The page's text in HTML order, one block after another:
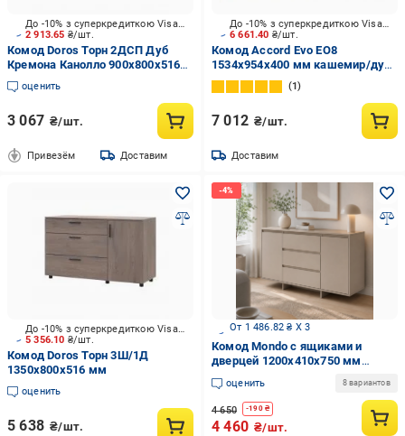
2 913.65 ₴/шт.
До -10% з суперкредиткою Visa Вигода
Комод Doros Торн 2ДСП Дуб
Кремона Канолло 900x800x516
мм
оценить
3 067 ₴/шт.
Привезём Доставим
6 661.40 ₴/шт.
До -10% з суперкредиткою Visa Вигода
Комод Accord Evo EO8
1534x954x400 мм кашемир/дуб
кастелло коньячный/кашемир
матовый
1
7 012 ₴/шт.
Доставим
5 356.10 ₴/шт.
До -10% з суперкредиткою Visa Вигода
Комод Doros Торн 3Ш/1Д
1350x800x516 мм
оценить
5 638 ₴/шт.
От 1 486.82 ₴ X 3
Комод Mondo с ящиками и
дверцей 1200x410x750 мм
Кашемир (Mondo CH/CH)
оценить 8 вариантов
4 650 -190₴
4 460 ₴/шт.